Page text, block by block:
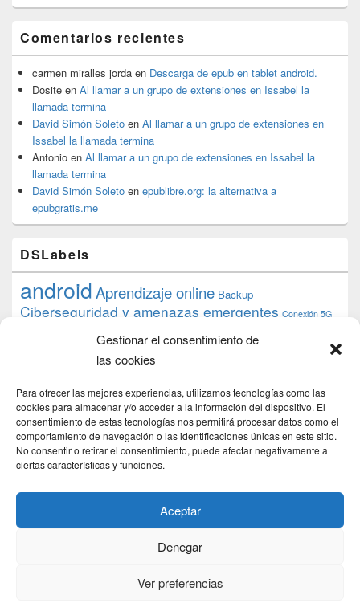
Gestionar el consentimiento de
las cookies
Para ofrecer las mejores experiencias, utilizamos tecnologías como las
cookies para almacenar y/o acceder a la información del dispositivo. El
consentimiento de estas tecnologías nos permitirá procesar datos como el
comportamiento de navegación o las identificaciones únicas en este sitio.
No consentir o retirar el consentimiento, puede afectar negativamente a
ciertas características y funciones.
Aceptar
Denegar
Ver preferencias
Comentarios recientes
carmen miralles jorda en Descarga de epub en tablet android.
Dosite en Al llamar a un grupo de extensiones en Issabel la
llamada termina
David Simón Soleto en Al llamar a un grupo de extensiones en
Issabel la llamada termina
Antonio en Al llamar a un grupo de extensiones en Issabel la
llamada termina
David Simón Soleto en epublibre.org: la alternativa a
epubgratis.me
DSLabels
androidAprendizaje online Backup
Ciberseguridad y amenazas emergentes Conexión 5G
datos debian desarrollo web
Formación Google
iphone
proyecto PS4 python Raspberryraspberrypi
raspbian review Servidor Web Sostenibilidad
tecnológicaTecnología torrent
transmissiontutorial ubuntu server Windows
Theme: Catch Box byCatch Themes